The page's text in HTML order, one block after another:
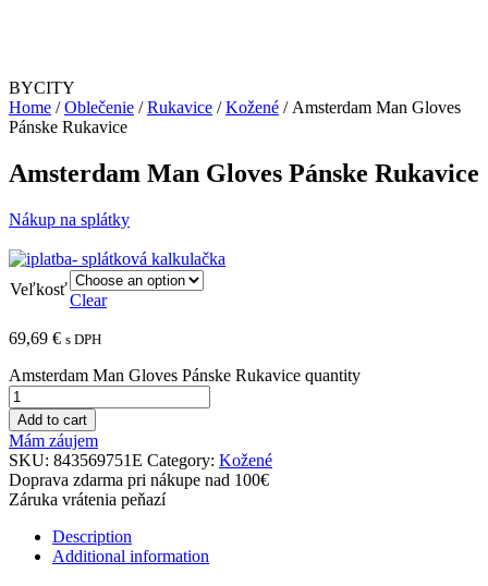
BYCITY
Home /Oblečenie /Rukavice /Kožené / Amsterdam Man Gloves
Pánske Rukavice
Amsterdam Man Gloves Pánske Rukavice
Nákup na splátky
Veľkosť
Clear
69,69 € s DPH
Amsterdam Man Gloves Pánske Rukavice quantity
Add to cart
Mám záujem
SKU: 843569751E Category: Kožené
Doprava zdarma pri nákupe nad 100€
Záruka vrátenia peňazí
Description
Additional information